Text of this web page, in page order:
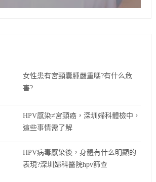
女性患有宮頸囊腫嚴重嗎?有什么危
害?
HPV感染≠宮頸癌，深圳婦科體檢中，
這些事情需了解
HPV病毒感染後，身體有什么明顯的
表現?深圳婦科醫院hpv篩查